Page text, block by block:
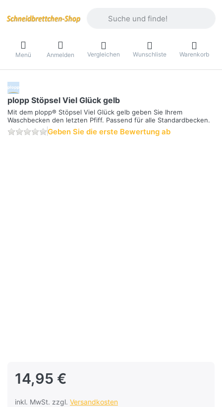
Menü Anmelden Vergleichen Wunschliste Warenkorb
plopp Stöpsel Viel Glück gelb
Mit dem plopp® Stöpsel Viel Glück gelb geben Sie Ihrem
Waschbecken den letzten Pfiff. Passend für alle Standardbecken.
Geben Sie die erste Bewertung ab
14,95 €
inkl. MwSt. zzgl. Versandkosten